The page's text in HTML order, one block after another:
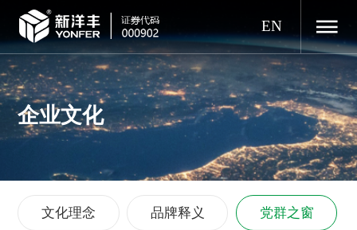
EN
企业文化
文化理念 品牌释义 党群之窗